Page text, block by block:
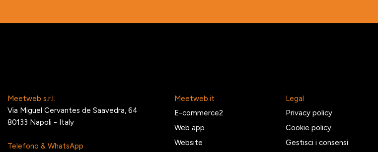
Meetweb s.r.l.
Via Miguel Cervantes de Saavedra, 64
80133 Napoli - Italy
Telefono & WhatsApp
Meetweb.it
E-commerce2
Web app
Website
Legal
Privacy policy
Cookie policy
Gestisci i consensi